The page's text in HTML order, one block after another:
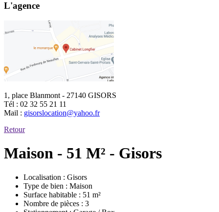
L'agence
1, place Blanmont - 27140 GISORS
Tél : 02 32 55 21 11
Mail : gisorslocation@yahoo.fr
Retour
Maison - 51 M² - Gisors
Localisation : Gisors
Type de bien : Maison
Surface habitable : 51 m²
Nombre de pièces : 3